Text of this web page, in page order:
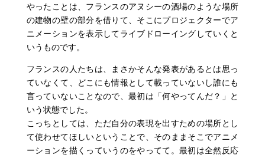
やったことは、フランスのアヌシーの酒場のような場所
の建物の壁の部分を借りて、そこにプロジェクターでア
ニメーションを表示してライブドローイングしていくと
いうものです。
フランスの人たちは、まさかそんな発表があるとは思っ
ていなくて、どこにも情報として載っていないし誰にも
言っていないことなので、最初は「何やってんだ？」と
いう状態でした。
こっちとしては、ただ自分の表現を出すための場所とし
て使わせてほしいということで、そのままそこでアニメ
ーションを描くっていうのをやってて。最初は全然反応